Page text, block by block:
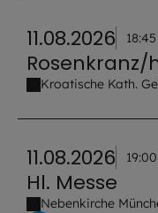
11.08.2026
Rosenkranz/
Kroatische Kath.
11.08.2026
Hl. Messe
Nebenkirche